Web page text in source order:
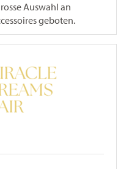
Auswahl an
geboten.